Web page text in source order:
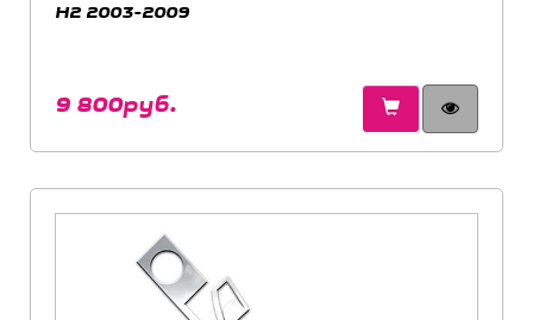
H2 2003-2009
9 800руб.